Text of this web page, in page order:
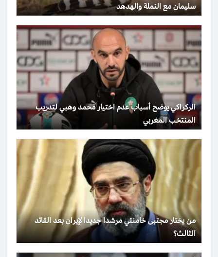
سليمان مع النملة والهدهد
الركراكي يوضح أسباب عدم اختيار محمد وهبي لتدريب
المنتخب المغربي
من يختار مجتبى خامنئي مرشدا جديدا لإيران بعد القائد
الثالث؟